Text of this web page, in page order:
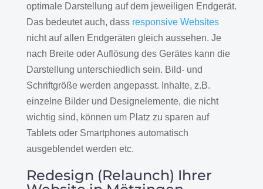
optimale Darstellung auf dem jeweiligen Endgerät.
Das bedeutet auch, dass responsive Websites
nicht auf allen Endgeräten gleich aussehen. Je
nach Breite oder Auflösung des Gerätes kann die
Darstellung unterschiedlich sein. Bild- und
Schriftgröße werden angepasst. Inhalte, z.B.
einzelne Bilder und Designelemente, die nicht
wichtig sind, können um Platz zu sparen auf
Tablets oder Smartphones automatisch
ausgeblendet werden etc.
Redesign (Relaunch) Ihrer